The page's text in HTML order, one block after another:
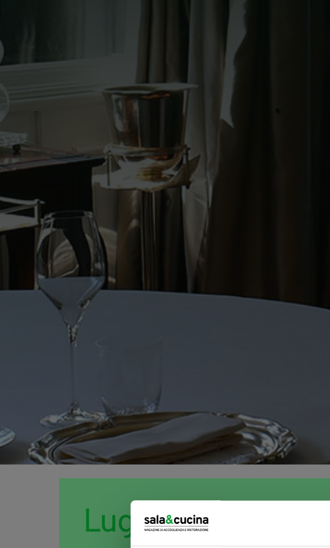
Lugano Food&Walk